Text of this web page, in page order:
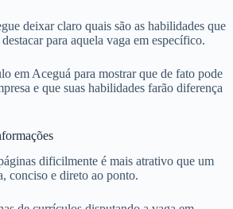
deixar claro quais são as habilidades que
para aquela vaga em específico.
em Aceguá para mostrar que de fato pode
e que suas habilidades farão diferença
dificilmente é mais atrativo que um
conciso e direto ao ponto.